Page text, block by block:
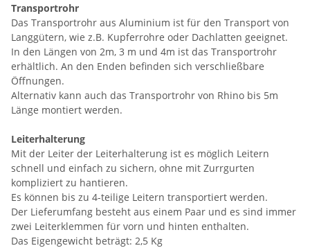
Transportrohr
Das Transportrohr aus Aluminium ist für den Transport von
Langgütern, wie z.B. Kupferrohre oder Dachlatten geeignet.
In den Längen von 2m, 3 m und 4m ist das Transportrohr
erhältlich. An den Enden befinden sich verschließbare
Öffnungen.
Alternativ kann auch das Transportrohr von Rhino bis 5m
Länge montiert werden.
Leiterhalterung
Mit der Leiter der Leiterhalterung ist es möglich Leitern
schnell und einfach zu sichern, ohne mit Zurrgurten
kompliziert zu hantieren.
Es können bis zu 4-teilige Leitern transportiert werden.
Der Lieferumfang besteht aus einem Paar und es sind immer
zwei Leiterklemmen für vorn und hinten enthalten.
Das Eigengewicht beträgt: 2,5 Kg